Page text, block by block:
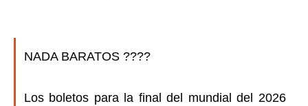
NADA BARATOS ????
Los boletos para la final del mundial del 2026